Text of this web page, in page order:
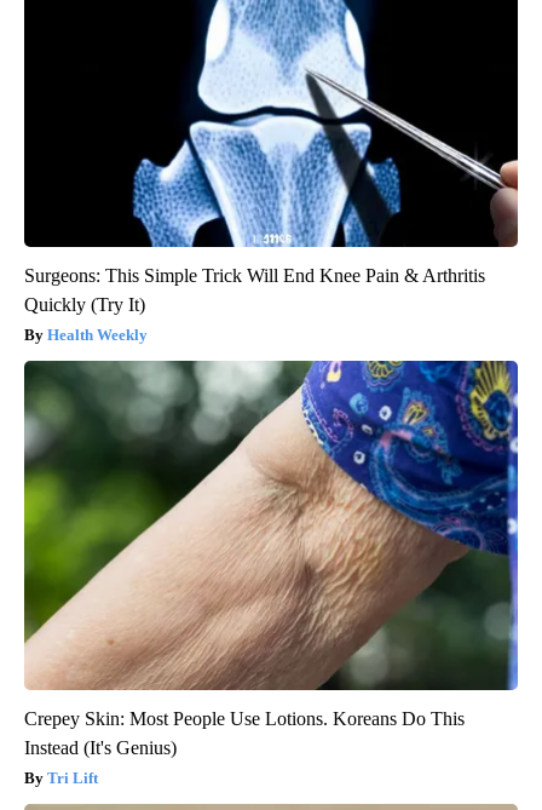
Surgeons: This Simple Trick Will End Knee Pain & Arthritis
Quickly (Try It)
Health Weekly
Crepey Skin: Most People Use Lotions. Koreans Do This
Instead (It's Genius)
Tri Lift